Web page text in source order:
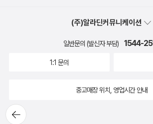
뒤로가
기
(주)알라딘커뮤니케이션
일반문의 (발신자 부담) 1544-
1:1 문의
중고매장 위치, 영업시간 안내